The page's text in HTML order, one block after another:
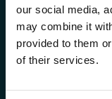
our social media,
may combine it
provided to them
of their services.